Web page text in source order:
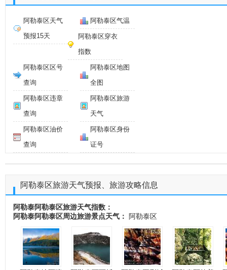
阿勒泰区天气
预报15天
阿勒泰区气温
阿勒泰区穿衣
指数
阿勒泰区地图
全图
阿勒泰区区号
查询
阿勒泰区旅游
天气
阿勒泰区违章
查询
阿勒泰区身份
证号
阿勒泰区油价
查询
阿勒泰区旅游天气预报、旅游攻略信息
阿勒泰阿勒泰区旅游天气指数：
阿勒泰阿勒泰区周边旅游景点天气：
阿勒泰区